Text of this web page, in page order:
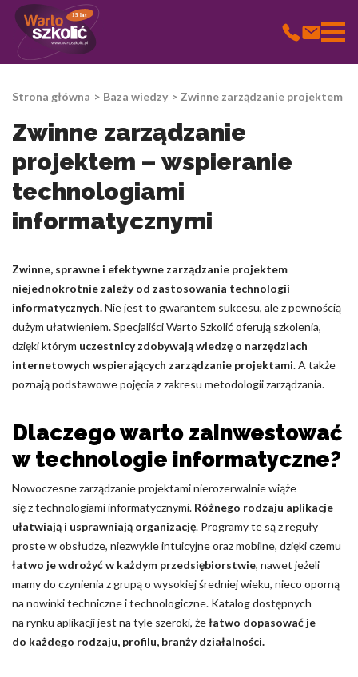
15 lat
Strona główna Baza wiedzy Zwinne zarządzanie projektem
Zwinne zarządzanie
projektem – wspieranie
technologiami
informatycznymi
Zwinne, sprawne i efektywne zarządzanie projektem
niejednokrotnie zależy od zastosowania technologii
informatycznych.Nie jest to gwarantem sukcesu, ale z pewnością
dużym ułatwieniem. Specjaliści Warto Szkolić oferują szkolenia,
dzięki którym uczestnicy zdobywają wiedzę o narzędziach
internetowych wspierających zarządzanie projektami. A także
poznają podstawowe pojęcia z zakresu metodologii zarządzania.
Dlaczego warto zainwestować
w technologie informatyczne?
Nowoczesne zarządzanie projektami nierozerwalnie wiąże
się z technologiami informatycznymi. Różnego rodzaju aplikacje
ułatwiają i usprawniają organizację. Programy te są z reguły
proste w obsłudze, niezwykle intuicyjne oraz mobilne, dzięki czemu
łatwo je wdrożyć w każdym przedsiębiorstwie, nawet jeżeli
mamy do czynienia z grupą o wysokiej średniej wieku, nieco oporną
na nowinki techniczne i technologiczne. Katalog dostępnych
na rynku aplikacji jest na tyle szeroki, żełatwo dopasować je
do każdego rodzaju, profilu, branży działalności.
Wykorzystujemy pliki cookie do spersonalizowania treści i
w naszej witrynie. Informacje o tym, jak korzystasz z naszej
reklamowym i analitycznym. Partnerzy mogą połączyć te
informacje z innymi danymi otrzymanymi od Ciebie lub
uzyskanymi podczas korzystania z ich usług.
Niezbędne
Niezbędne pliki cookie mają kluczowe znaczenie dla
zamierzony sposób bez nich. Te pliki cookie nie przechowują
żadnych danych umożliwiających identyfikację osoby.
Preferencje
Pliki cookie dotyczące preferencji umożliwiają stronie
zapamiętanie informacji, które zmieniają wygląd lub
funkcjonowanie strony, np. preferowany język lub region, w
Statystyka
internetowych zrozumieć, w jaki sposób różni użytkownicy
zachowują się na stronie, gromadząc i zgłaszając anonimowe
informacje.
Marketing
Marketingowe pliki cookie stosowane są w celu śledzenia
użytkowników na stronach internetowych. Celem jest
wyświetlanie reklam, które są istotne i interesujące dla
poszczególnych użytkowników i tym samym bardziej cenne dla